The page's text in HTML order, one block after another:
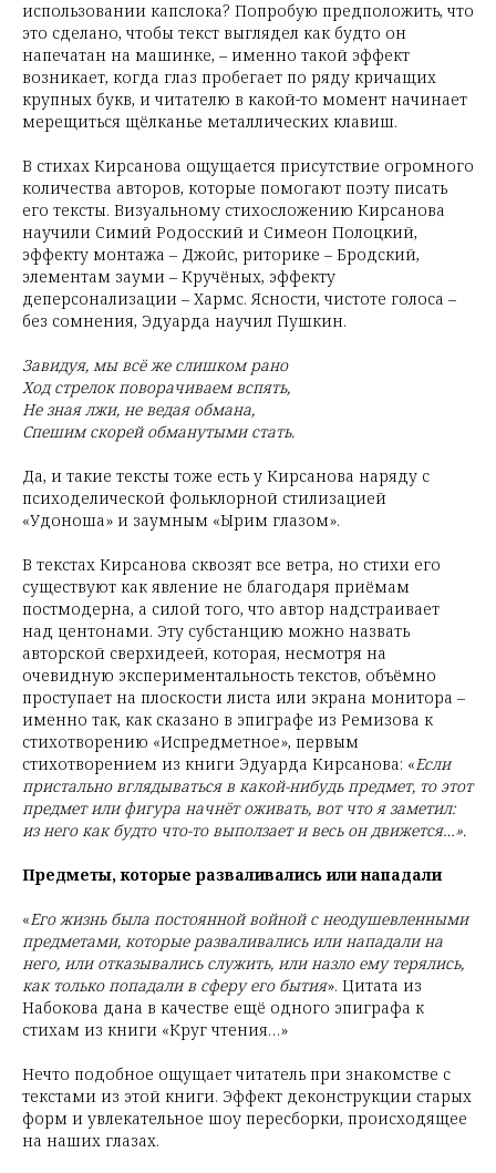
использовании капслока? Попробую предположить, что
это сделано, чтобы текст выглядел как будто он
напечатан на машинке, – именно такой эффект
возникает, когда глаз пробегает по ряду кричащих
крупных букв, и читателю в какой-то момент начинает
мерещиться щёлканье металлических клавиш.
В стихах Кирсанова ощущается присутствие огромного
количества авторов, которые помогают поэту писать
его тексты. Визуальному стихосложению Кирсанова
научили Симий Родосский и Симеон Полоцкий,
эффекту монтажа – Джойс, риторике – Бродский,
элементам зауми – Кручёных, эффекту
деперсонализации – Хармс. Ясности, чистоте голоса –
без сомнения, Эдуарда научил Пушкин.
Завидуя, мы всё же слишком рано
Ход стрелок поворачиваем вспять,
Не зная лжи, не ведая обмана,
Спешим скорей обманутыми стать.
Да, и такие тексты тоже есть у Кирсанова наряду с
психоделической фольклорной стилизацией
«Удоноша» и заумным «Ырим глазом».
В текстах Кирсанова сквозят все ветра, но стихи его
существуют как явление не благодаря приёмам
постмодерна, а силой того, что автор надстраивает
над центонами. Эту субстанцию можно назвать
авторской сверхидеей, которая, несмотря на
очевидную экспериментальность текстов, объёмно
проступает на плоскости листа или экрана монитора –
именно так, как сказано в эпиграфе из Ремизова к
стихотворению «Испредметное», первым
стихотворением из книги Эдуарда Кирсанова: «Если
пристально вглядываться в какой-нибудь предмет, то этот
предмет или фигура начнёт оживать, вот что я заметил:
из него как будто что-то выползает и весь он движется…».
Предметы, которые разваливались или нападали
«Его жизнь была постоянной войной с неодушевленными
предметами, которые разваливались или нападали на
него, или отказывались служить, или назло ему терялись,
как только попадали в сферу его бытия». Цитата из
Набокова дана в качестве ещё одного эпиграфа к
стихам из книги «Круг чтения…»
Нечто подобное ощущает читатель при знакомстве с
текстами из этой книги. Эффект деконструкции старых
форм и увлекательное шоу пересборки, происходящее
на наших глазах.